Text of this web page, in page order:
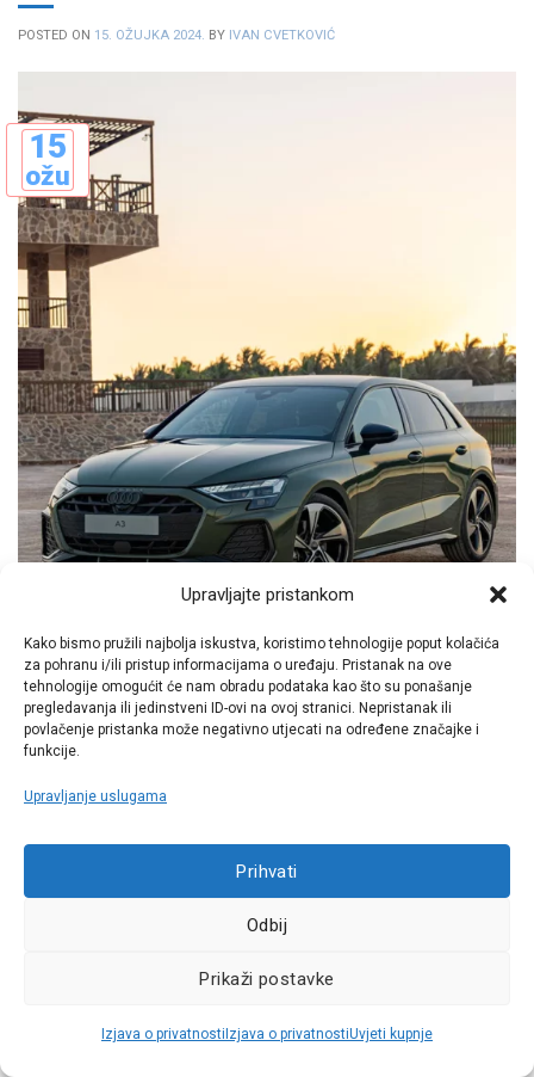
Upravljajte pristankom
Kako bismo pružili najbolja iskustva, koristimo tehnologije poput kolačića
za pohranu i/ili pristup informacijama o uređaju. Pristanak na ove
tehnologije omogućit će nam obradu podataka kao što su ponašanje
pregledavanja ili jedinstveni ID-ovi na ovoj stranici. Nepristanak ili
povlačenje pristanka može negativno utjecati na određene značajke i
funkcije.
Upravljanje uslugama
Prihvati
Odbij
Prikaži postavke
Izjava o privatnosti Izjava o privatnostiUvjeti kupnje
POSTED ON 15. OŽUJKA 2024. BY IVAN CVETKOVIĆ
15
ožu
Opširno unapređenje uspješnog modela: model kojim je
Audi 1996. godine utemeljio klasu premium kompakta, A3,